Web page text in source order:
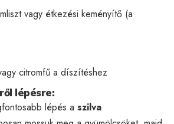
vagy étkezési keményítő (a
citromfű a díszítéshez
lépésre:
lépés a szilva